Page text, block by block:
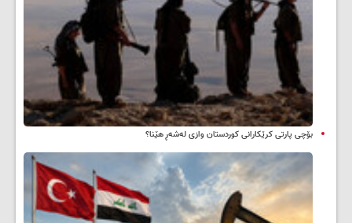
بۆچی پارتی کرێکارانی کوردستان وازی لەشەڕ هێنا؟